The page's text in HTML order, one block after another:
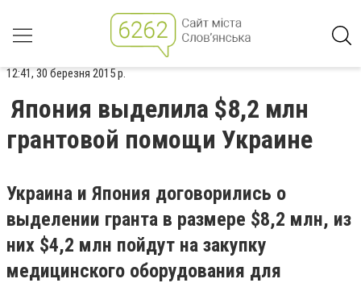
12:41, 30 березня 2015 р.
Япония выделила $8,2 млн
грантовой помощи Украине
Украина и Япония договорились о
выделении гранта в размере $8,2 млн, из
них $4,2 млн пойдут на закупку
медицинского оборудования для